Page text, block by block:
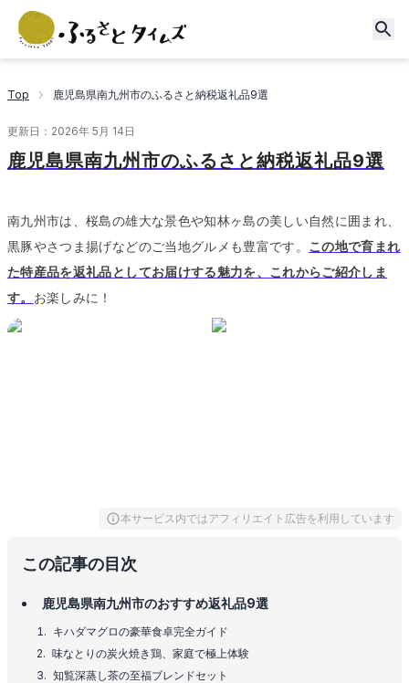
Top 鹿児島県南九州市のふるさと納税返礼品9選
更新日： 2026年 5月 14日
鹿児島県南九州市のふるさと納税返礼品9選
南九州市は、桜島の雄大な景色や知林ヶ島の美しい自然に囲まれ、
黒豚やさつま揚げなどのご当地グルメも豊富です。 この地で育まれ
た特産品を返礼品としてお届けする魅力を、これからご紹介しま
す。 お楽しみに！
本サービス内ではアフィリエイト広告を利用しています
この記事の目次
鹿児島県南九州市のおすすめ返礼品9選
キハダマグロの豪華食卓完全ガイド
味なとりの炭火焼き鶏、家庭で極上体験
知覧深蒸し茶の至福ブレンドセット